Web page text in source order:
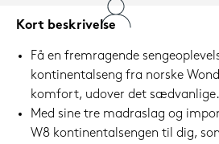
Kort beskrivelse
Få en fremragende
kontinentalseng fra norske
komfort, udover det sædvanlige.
Med sine tre madraslag og
W8 kontinentalsengen til dig,